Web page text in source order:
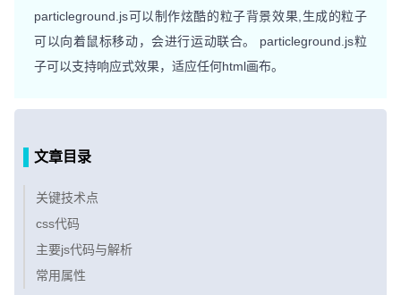
particleground.js可以制作炫酷的粒子背景效果,生成的粒子
可以向着鼠标移动，会进行运动联合。 particleground.js粒
子可以支持响应式效果，适应任何html画布。
文章目录
关键技术点
css代码
主要js代码与解析
常用属性